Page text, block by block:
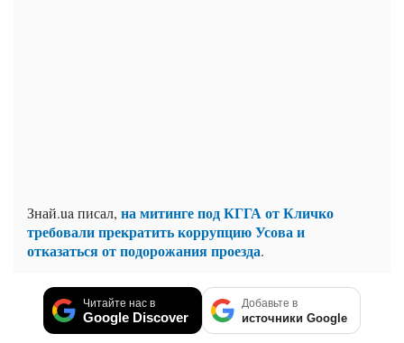
Знай.ua писал, на митинге под КГГА от Кличко
требовали прекратить коррупцию Усова и
отказаться от подорожания проезда.
Читайте нас в
Google Discover
Добавьте в
источники Google